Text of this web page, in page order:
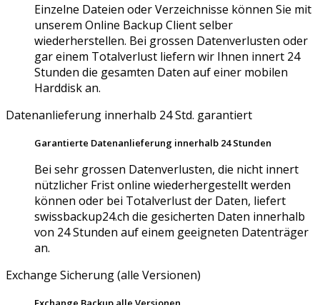
Einzelne Dateien oder Verzeichnisse können Sie mit
unserem Online Backup Client selber
wiederherstellen. Bei grossen Datenverlusten oder
gar einem Totalverlust liefern wir Ihnen innert 24
Stunden die gesamten Daten auf einer mobilen
Harddisk an.
Datenanlieferung innerhalb 24 Std. garantiert
Garantierte Datenanlieferung innerhalb 24 Stunden
Bei sehr grossen Datenverlusten, die nicht innert
nützlicher Frist online wiederhergestellt werden
können oder bei Totalverlust der Daten, liefert
swissbackup24.ch die gesicherten Daten innerhalb
von 24 Stunden auf einem geeigneten Datenträger
an.
Exchange Sicherung (alle Versionen)